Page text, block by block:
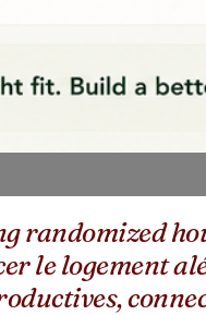
randomized
le logement